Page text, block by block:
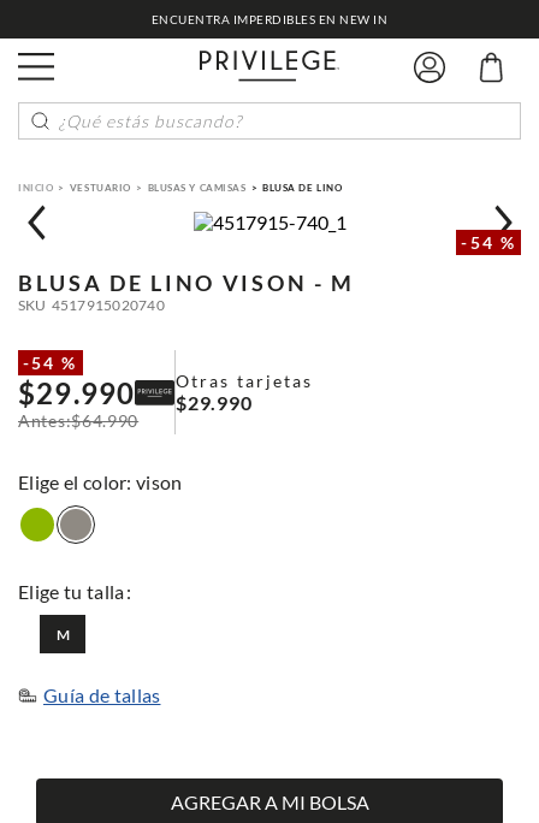
ENCUENTRA IMPERDIBLES EN NEW IN
¿Qué estás buscando?
VESTUARIO BLUSAS Y CAMISAS BLUSA DE LINO
-54 %
BLUSA DE LINO VISON - M
SKU 4517915020740
-54 %
$29.990
$64.990
Otras tarjetas
$29.990
: vison
M
Guía de tallas
AGREGAR A MI BOLSA